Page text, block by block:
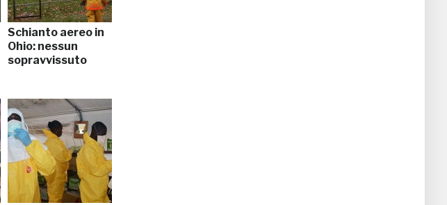
Schianto aereo in
Ohio: nessun
sopravvissuto